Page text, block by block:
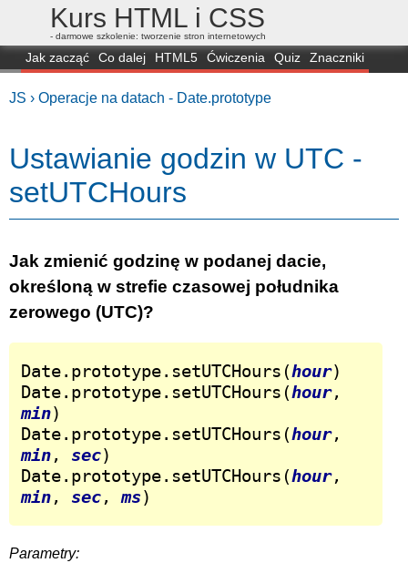
Kurs HTML i CSS
- darmowe szkolenie: tworzenie stron internetowych
Jak zacząć Co dalej HTML5 Ćwiczenia Quiz
Znaczniki
JS › Operacje na datach - Date.prototype
Ustawianie godzin w UTC -
setUTCHours
Jak zmienić godzinę w podanej dacie,
określoną w strefie czasowej południka
zerowego (UTC)?
Date.prototype.setUTCHours(hour)
Date.prototype.setUTCHours(hour
min)
Date.prototype.setUTCHours(hour
min, sec)
Date.prototype.setUTCHours(hour
min, sec, ms)
Parametry: